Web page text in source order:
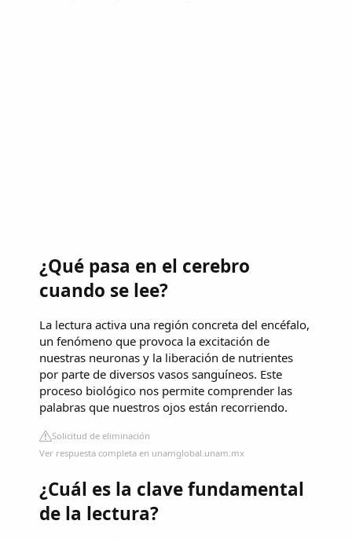
¿Qué pasa en el cerebro
cuando se lee?
La lectura activa una región concreta del encéfalo,
un fenómeno que provoca la excitación de
nuestras neuronas y la liberación de nutrientes
por parte de diversos vasos sanguíneos. Este
proceso biológico nos permite comprender las
palabras que nuestros ojos están recorriendo.
Solicitud de eliminación
Ver respuesta completa en unamglobal.unam.mx
¿Cuál es la clave fundamental
de la lectura?